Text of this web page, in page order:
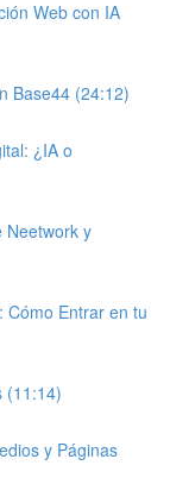
Web con IA
Base44 (24:12)
¿IA o
Neetwork y
Cómo Entrar en tu
(11:14)
y Páginas